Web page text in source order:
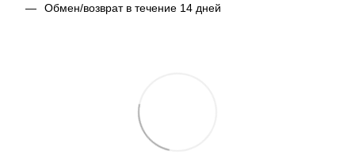
Обмен/возврат в течение 14 дней